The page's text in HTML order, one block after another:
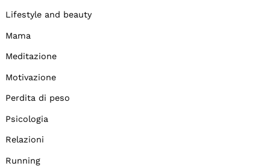
Lifestyle and beauty
Mama
Meditazione
Motivazione
Perdita di peso
Psicologia
Relazioni
Running